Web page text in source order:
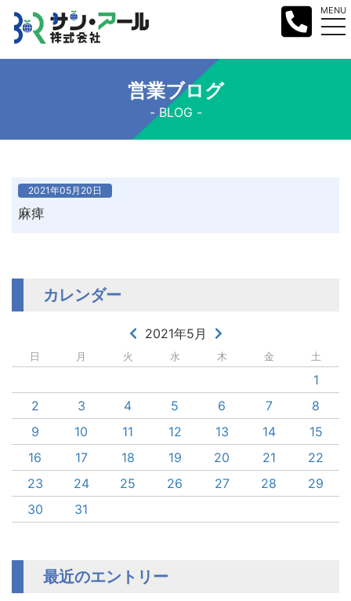
MENU
営業ブログ
BLOG
2021年05月20日
麻痺
カレンダー
2021年5月
日 月 火 水 木 金 土
1
2
3 4 5 6 7
8
9
10 11 12 13 14
15
16
17 18 19 20 21
22
23
24 25 26 27 28
29
30
31
最近のエントリー